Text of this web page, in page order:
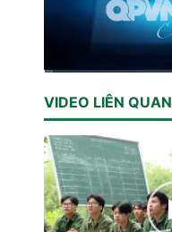
VIDEO LIÊN QUAN